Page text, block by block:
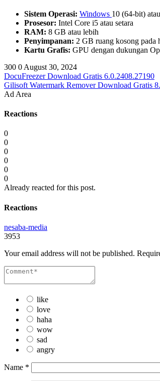
Sistem Operasi: Windows 10 (64-bit)
Prosesor: Intel Core i5 atau setara
RAM: 8 GB atau lebih
Penyimpanan: 2 GB ruang kosong pada
Kartu Grafis: GPU dengan dukungan
300 0 August 30, 2024
DocuFreezer Download Gratis 6.0.2408.27190
Gilisoft Watermark Remover Download Gratis
Ad Area
Reactions
0
0
0
0
0
0
Already reacted for this post.
Reactions
nesaba-media
3953
Your email address will not be published.
like
love
haha
wow
sad
angry
Name *